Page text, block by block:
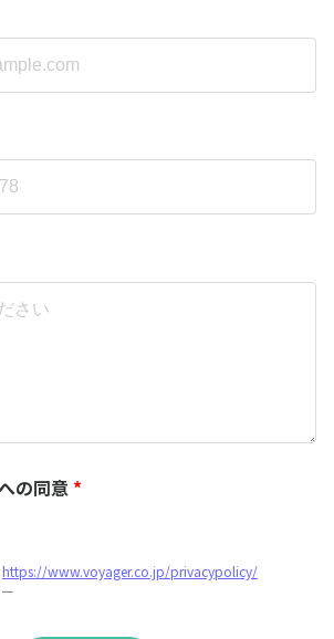
の同意 *
https://www.voyager.co.jp/privacypolicy/